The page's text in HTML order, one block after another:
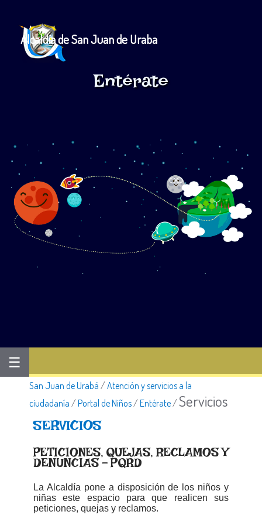
Alcaldía de San Juan de Uraba
Entérate
☰
San Juan de Urabá / Atención y servicios a la
ciudadanía / Portal de Niños/ Entérate/ Servicios
SERVICIOS
PETICIONES, QUEJAS, RECLAMOS Y
DENUNCIAS - PQRD
La Alcaldía pone a disposición de los niños y
niñas este espacio para que realicen sus
peticiones, quejas y reclamos.